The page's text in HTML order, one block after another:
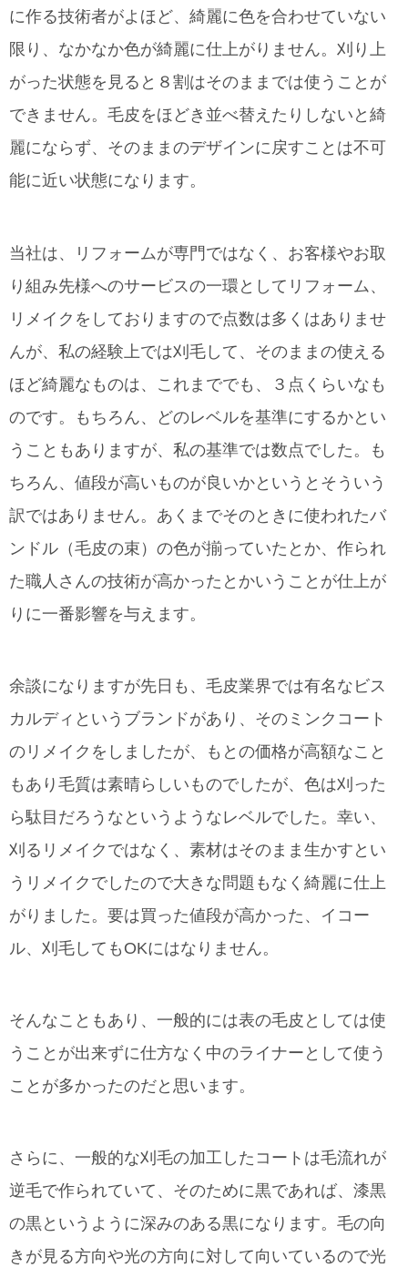
に作る技術者がよほど、綺麗に色を合わせていない
限り、なかなか色が綺麗に仕上がりません。刈り上
がった状態を見ると８割はそのままでは使うことが
できません。毛皮をほどき並べ替えたりしないと綺
麗にならず、そのままのデザインに戻すことは不可
能に近い状態になります。
当社は、リフォームが専門ではなく、お客様やお取
り組み先様へのサービスの一環としてリフォーム、
リメイクをしておりますので点数は多くはありませ
んが、私の経験上では刈毛して、そのままの使える
ほど綺麗なものは、これまででも、３点くらいなも
のです。もちろん、どのレベルを基準にするかとい
うこともありますが、私の基準では数点でした。も
ちろん、値段が高いものが良いかというとそういう
訳ではありません。あくまでそのときに使われたバ
ンドル（毛皮の束）の色が揃っていたとか、作られ
た職人さんの技術が高かったとかいうことが仕上が
りに一番影響を与えます。
余談になりますが先日も、毛皮業界では有名なビス
カルディというブランドがあり、そのミンクコート
のリメイクをしましたが、もとの価格が高額なこと
もあり毛質は素晴らしいものでしたが、色は刈った
ら駄目だろうなというようなレベルでした。幸い、
刈るリメイクではなく、素材はそのまま生かすとい
うリメイクでしたので大きな問題もなく綺麗に仕上
がりました。要は買った値段が高かった、イコー
ル、刈毛してもOKにはなりません。
そんなこともあり、一般的には表の毛皮としては使
うことが出来ずに仕方なく中のライナーとして使う
ことが多かったのだと思います。
さらに、一般的な刈毛の加工したコートは毛流れが
逆毛で作られていて、そのために黒であれば、漆黒
の黒というように深みのある黒になります。毛の向
きが見る方向や光の方向に対して向いているので光